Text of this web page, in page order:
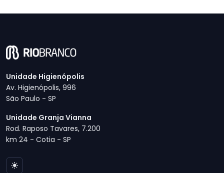
Unidade Higienópolis
Av. Higienópolis, 996
São Paulo - SP
Unidade Granja Vianna
Rod. Raposo Tavares, 7.200
km 24 - Cotia - SP